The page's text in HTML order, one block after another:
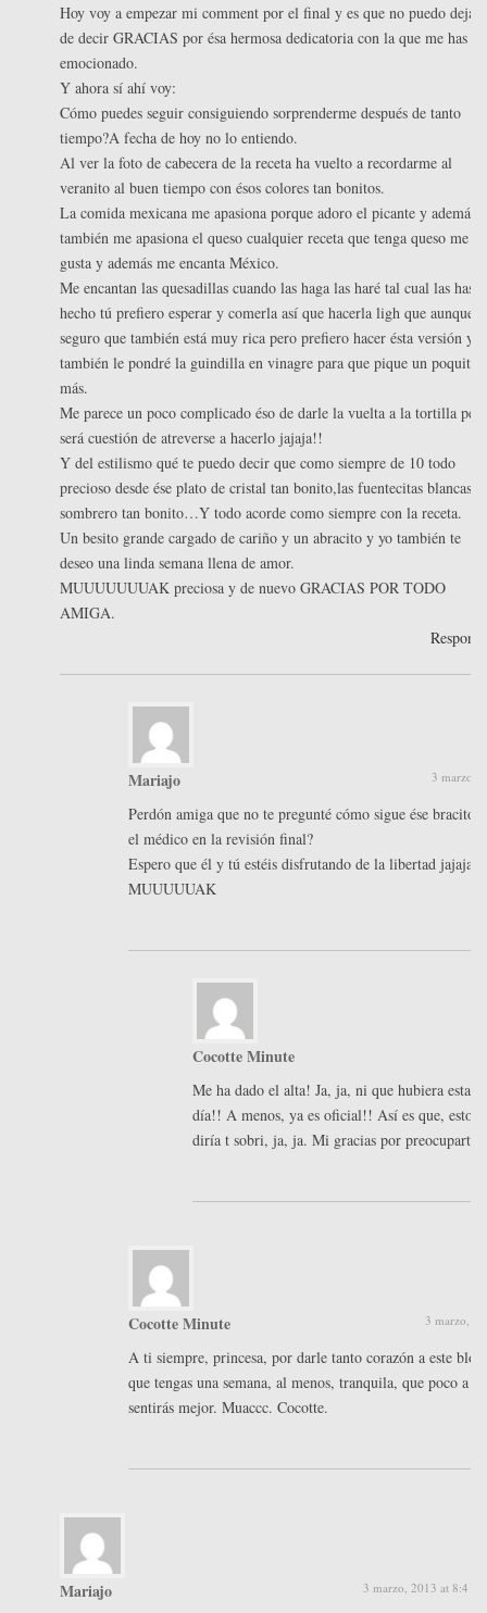
Hoy voy a empezar mi comment por el final y es que no puedo dejar
de decir GRACIAS por ésa hermosa dedicatoria con la que me has
emocionado.
Y ahora sí ahí voy:
Cómo puedes seguir consiguiendo sorprenderme después de tanto
tiempo?A fecha de hoy no lo entiendo.
Al ver la foto de cabecera de la receta ha vuelto a recordarme al
veranito al buen tiempo con ésos colores tan bonitos.
La comida mexicana me apasiona porque adoro el picante y además
también me apasiona el queso cualquier receta que tenga queso me
gusta y además me encanta México.
Me encantan las quesadillas cuando las haga las haré tal cual las has
hecho tú prefiero esperar y comerla así que hacerla ligh que aunque
seguro que también está muy rica pero prefiero hacer ésta versión y
también le pondré la guindilla en vinagre para que pique un poquito
más.
Me parece un poco complicado éso de darle la vuelta a la tortilla pero
será cuestión de atreverse a hacerlo jajaja!!
Y del estilismo qué te puedo decir que como siempre de 10 todo
precioso desde ése plato de cristal tan bonito,las fuentecitas
sombrero tan bonito…Y todo acorde como siempre con la receta.
Un besito grande cargado de cariño y un abracito y yo también te
deseo una linda semana llena de amor.
MUUUUUUUAK preciosa y de nuevo GRACIAS POR TODO
AMIGA.
Mariajo 3 marzo,
Perdón amiga que no te pregunté cómo sigue ése
el médico en la revisión final?
Espero que él y tú estéis disfrutando de la libertad jajaja!!
MUUUUUAK
Cocotte Minute
Me ha dado el alta! Ja, ja, ni que hubiera
día!! A menos, ya es oficial!! Así es que, estoy
diría t sobri, ja, ja. Mi gracias por
Cocotte Minute 3 marzo,
A ti siempre, princesa, por darle tanto corazón a este
que tengas una semana, al menos, tranquila, que poco a
sentirás mejor. Muaccc. Cocotte.
Mariajo 3 marzo, 2013 at 8:41